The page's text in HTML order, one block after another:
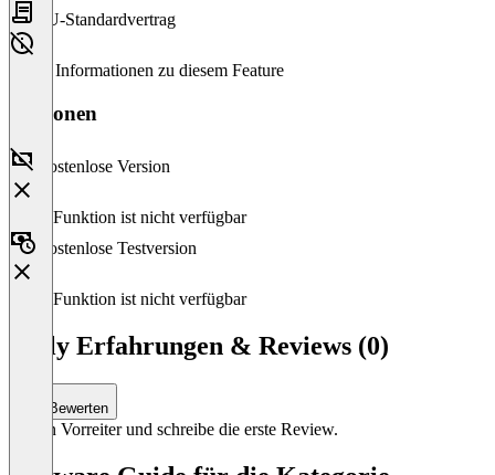
EU-Standardvertrag
Keine Informationen zu diesem Feature
Versionen
Kostenlose Version
Diese Funktion ist nicht verfügbar
Kostenlose Testversion
Diese Funktion ist nicht verfügbar
Owly Erfahrungen & Reviews (0)
Bewerten
Sei ein Vorreiter und schreibe die erste Review.